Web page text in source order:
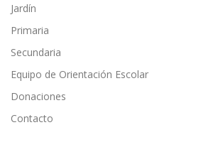
Jardín
Primaria
Secundaria
Equipo de Orientación Escolar
Donaciones
Contacto